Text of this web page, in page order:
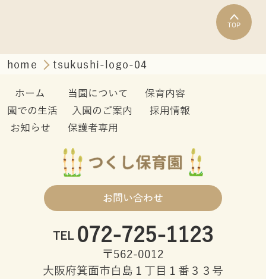
TOP
home tsukushi-logo-04
ホーム 当園について
保育内容
園での生活
入園のご案内
採用情報
お知らせ
保護者専用
お問い合わせ
TEL 072-725-1123
〒562-0012
大阪府箕面市白島１丁目１番３３号